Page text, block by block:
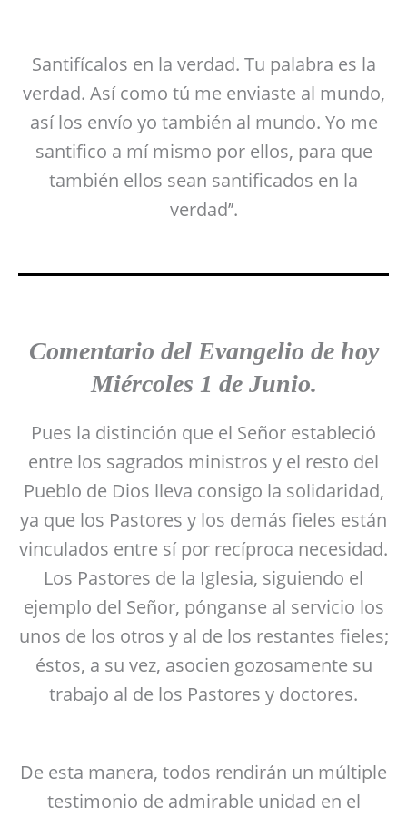
Santifícalos en la verdad. Tu palabra es la
verdad. Así como tú me enviaste al mundo,
así los envío yo también al mundo. Yo me
santifico a mí mismo por ellos, para que
también ellos sean santificados en la
verdad’’.
Comentario del Evangelio de hoy
Miércoles 1 de Junio.
Pues la distinción que el Señor estableció
entre los sagrados ministros y el resto del
Pueblo de Dios lleva consigo la solidaridad,
ya que los Pastores y los demás fieles están
vinculados entre sí por recíproca necesidad.
Los Pastores de la Iglesia, siguiendo el
ejemplo del Señor, pónganse al servicio los
unos de los otros y al de los restantes fieles;
éstos, a su vez, asocien gozosamente su
trabajo al de los Pastores y doctores.
De esta manera, todos rendirán un múltiple
testimonio de admirable unidad en el